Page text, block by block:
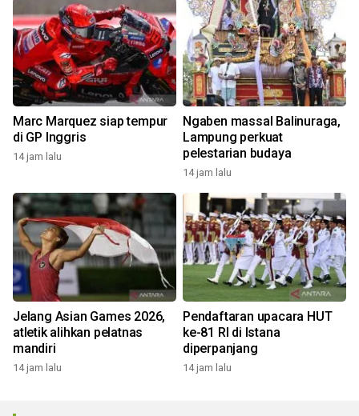
Marc Marquez siap tempur
di GP Inggris
14 jam lalu
Ngaben massal Balinuraga,
Lampung perkuat
pelestarian budaya
14 jam lalu
Jelang Asian Games 2026,
atletik alihkan pelatnas
mandiri
14 jam lalu
Pendaftaran upacara HUT
ke-81 RI di Istana
diperpanjang
14 jam lalu